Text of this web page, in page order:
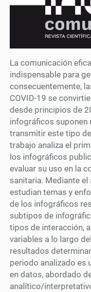
La comunicación
indispensable para
consecuentemente,
COVID-19 se
desde principios de
infográficos suponen
transmitir este tipo
trabajo analiza el
los infográficos
evaluar su uso en la
sanitaria. Mediante
estudian temas y
de los infográficos
subtipos de
tipos de interacción,
variables a lo largo
resultados
periodo analizado es
en datos, abordado
analítico/